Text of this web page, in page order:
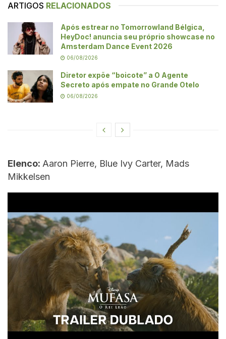
ARTIGOS RELACIONADOS
Após estrear no Tomorrowland Bélgica,
HeyDoc! anuncia seu próprio showcase no
Amsterdam Dance Event 2026
06/08/2026
Diretor expõe “boicote” a O Agente
Secreto após empate no Grande Otelo
06/08/2026
Elenco: Aaron Pierre, Blue Ivy Carter, Mads
Mikkelsen